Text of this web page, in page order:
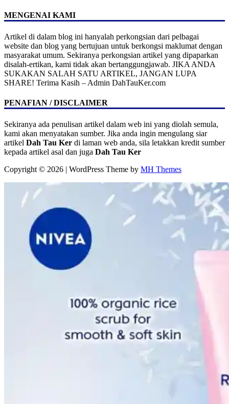
MENGENAI KAMI
Artikel di dalam blog ini hanyalah perkongsian dari pelbagai
website dan blog yang bertujuan untuk berkongsi maklumat dengan
masyarakat umum. Sekiranya perkongsian artikel yang dipaparkan
disalah-ertikan, kami tidak akan bertanggungjawab. JIKA ANDA
SUKAKAN SALAH SATU ARTIKEL, JANGAN LUPA
SHARE! Terima Kasih – Admin DahTauKer.com
PENAFIAN / DISCLAIMER
Sekiranya ada penulisan artikel dalam web ini yang diolah semula,
kami akan menyatakan sumber. Jika anda ingin mengulang siar
artikel Dah Tau Ker di laman web anda, sila letakkan kredit sumber
kepada artikel asal dan juga Dah Tau Ker
Copyright © 2026 | WordPress Theme by MH Themes